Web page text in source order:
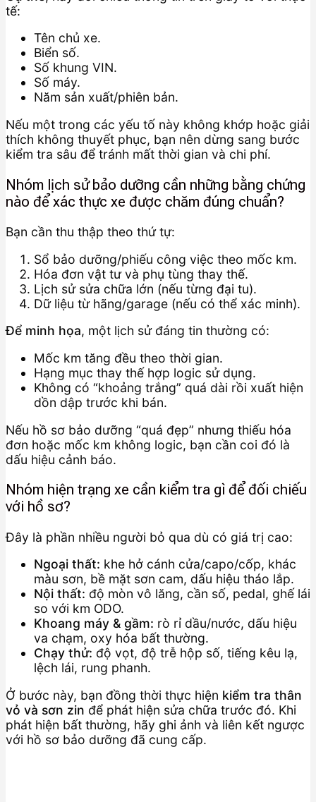
tế:
Tên chủ xe.
Biển số.
Số khung VIN.
Số máy.
Năm sản xuất/phiên bản.
Nếu một trong các yếu tố này không khớp hoặc giải
thích không thuyết phục, bạn nên dừng sang bước
kiểm tra sâu để tránh mất thời gian và chi phí.
Nhóm lịch sử bảo dưỡng cần những bằng chứng
nào để xác thực xe được chăm đúng chuẩn?
Bạn cần thu thập theo thứ tự:
Sổ bảo dưỡng/phiếu công việc theo mốc km.
Hóa đơn vật tư và phụ tùng thay thế.
Lịch sử sửa chữa lớn (nếu từng đại tu).
Dữ liệu từ hãng/garage (nếu có thể xác minh).
Để minh họa, một lịch sử đáng tin thường có:
Mốc km tăng đều theo thời gian.
Hạng mục thay thế hợp logic sử dụng.
Không có “khoảng trắng” quá dài rồi xuất hiện
dồn dập trước khi bán.
Nếu hồ sơ bảo dưỡng “quá đẹp” nhưng thiếu hóa
đơn hoặc mốc km không logic, bạn cần coi đó là
dấu hiệu cảnh báo.
Nhóm hiện trạng xe cần kiểm tra gì để đối chiếu
với hồ sơ?
Đây là phần nhiều người bỏ qua dù có giá trị cao:
Ngoại thất: khe hở cánh cửa/capo/cốp, khác
màu sơn, bề mặt sơn cam, dấu hiệu tháo lắp.
Nội thất: độ mòn vô lăng, cần số, pedal, ghế lái
so với km ODO.
Khoang máy & gầm: rò rỉ dầu/nước, dấu hiệu
va chạm, oxy hóa bất thường.
Chạy thử: độ vọt, độ trễ hộp số, tiếng kêu lạ,
lệch lái, rung phanh.
Ở bước này, bạn đồng thời thực hiện kiểm tra thân
vỏ và sơn zin để phát hiện sửa chữa trước đó. Khi
phát hiện bất thường, hãy ghi ảnh và liên kết ngược
với hồ sơ bảo dưỡng đã cung cấp.